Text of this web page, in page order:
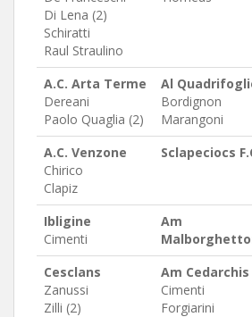
Di Lena (2)
Schiratti
Raul Straulino
A.C. Arta Terme
Dereani
Paolo Quaglia (2)
Al
Bordignon
Marangoni
A.C. Venzone
Chirico
Clapiz
Sclapeciocs
Ibligine
Cimenti
Am
Cesclans
Zanussi
Zilli (2)
Am Cedarchis
Cimenti
Forgiarini